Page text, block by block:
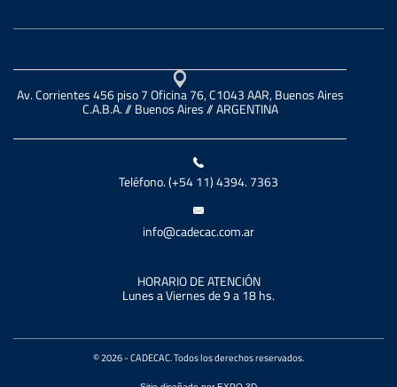
Av. Corrientes 456 piso 7 Oficina 76, C1043 AAR, Buenos Aires
C.A.B.A. // Buenos Aires // ARGENTINA
Teléfono. (+54 11) 4394. 7363
info@cadecac.com.ar
HORARIO DE ATENCIÓN
Lunes a Viernes de 9 a 18 hs.
© 2026 - CADECAC. Todos los derechos reservados.